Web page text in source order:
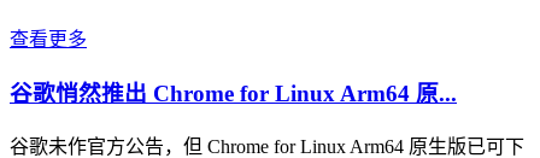
查看更多
谷歌悄然推出 Chrome for Linux Arm64 原...
谷歌未作官方公告，但 Chrome for Linux Arm64 原生版已可下